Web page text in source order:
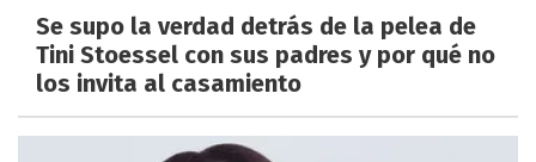
Se supo la verdad detrás de la pelea de
Tini Stoessel con sus padres y por qué no
los invita al casamiento